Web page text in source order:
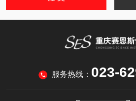
服务热线： 023-